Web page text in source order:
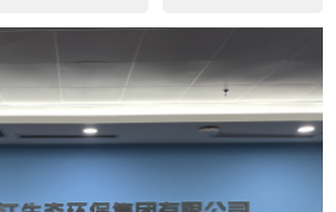
源有限公司空气治理圆满完